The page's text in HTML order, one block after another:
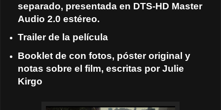
separado, presentada en DTS-HD Master
Audio 2.0 estéreo.
Trailer de la película
Booklet de con fotos, póster original y
notas sobre el film, escritas por Julie
Kirgo